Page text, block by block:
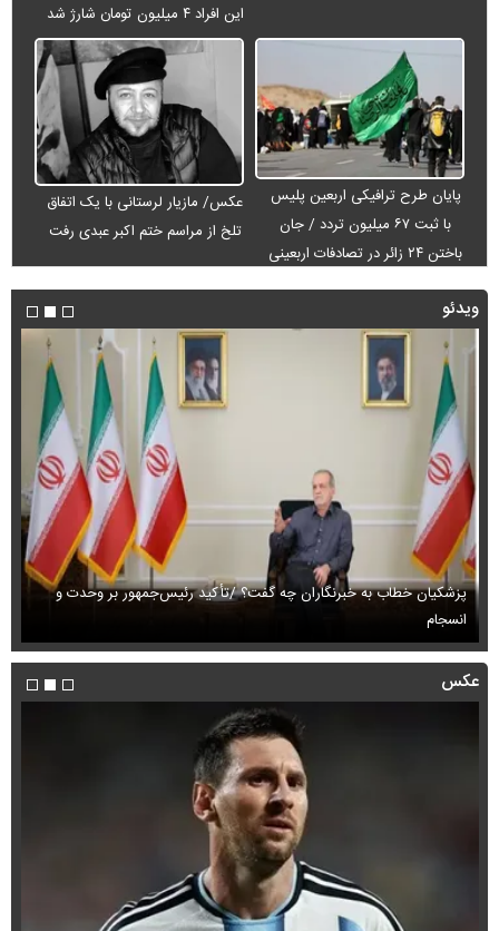
این افراد ۴ میلیون تومان شارژ شد
پایان طرح ترافیکی اربعین پلیس
با ثبت ۶۷ میلیون تردد / جان
باختن ۲۴ زائر در تصادفات اربعینی
عکس/ مازیار لرستانی با یک اتفاق
تلخ از مراسم ختم اکبر عبدی رفت
ویدئو
پزشکیان خطاب به خبرنگاران چه گفت؟ /تأکید رئیس‌جمهور بر وحدت و
انسجام
عکس